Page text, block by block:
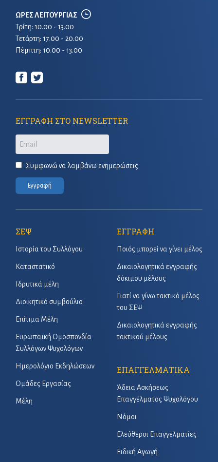
ΩΡΕΣ ΛΕΙΤΟΥΡΓΙΑΣ
Τρίτη: 10.00 - 13.00
Τετἀρτη: 17.00 - 20.00
Πέμπτη: 10.00 - 13.00
ΕΓΓΡΑΦΗ ΣΤΟ NEWSLETTER
Email
Συμφωνώ να λαμβάνω ενημερώσεις
Εγγραφή
ΣΕΨ
Ιστορία του Συλλόγου
Καταστατικό
Ιδρυτικά μέλη
Διοικητικό συμβούλιο
Επίτιμα Μέλη
Ευρωπαϊκή Ομοσπονδία
Συλλόγων Ψυχολόγων
Ημερολόγιο Εκδηλώσεων
Ομάδες Εργασίας
Μέλη
ΕΓΓΡΑΦΗ
Ποιός μπορεί να γίνει μέλος
Δικαιολογητικά εγγραφής
δόκιμου μέλους
Γιατί να γίνω τακτικό μέλος
του ΣΕΨ
Δικαιολογητικά εγγραφής
τακτικού μέλους
ΕΠΑΓΓΕΛΜΑΤΙΚΑ
Άδεια Ασκήσεως
Επαγγέλματος Ψυχολόγου
Νόμοι
Ελεύθεροι Επαγγελματίες
Ειδική Αγωγή